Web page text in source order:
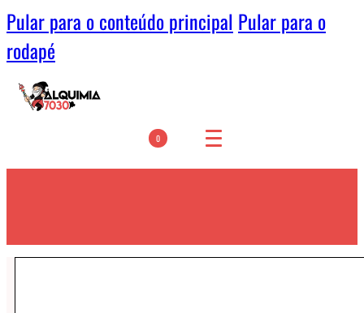
Pular para o conteúdo principal Pular para o
rodapé
0